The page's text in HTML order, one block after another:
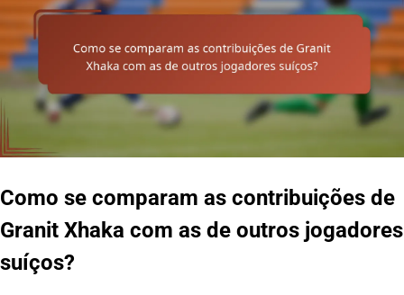
Como se comparam as contribuições de
Granit Xhaka com as de outros jogadores
suíços?